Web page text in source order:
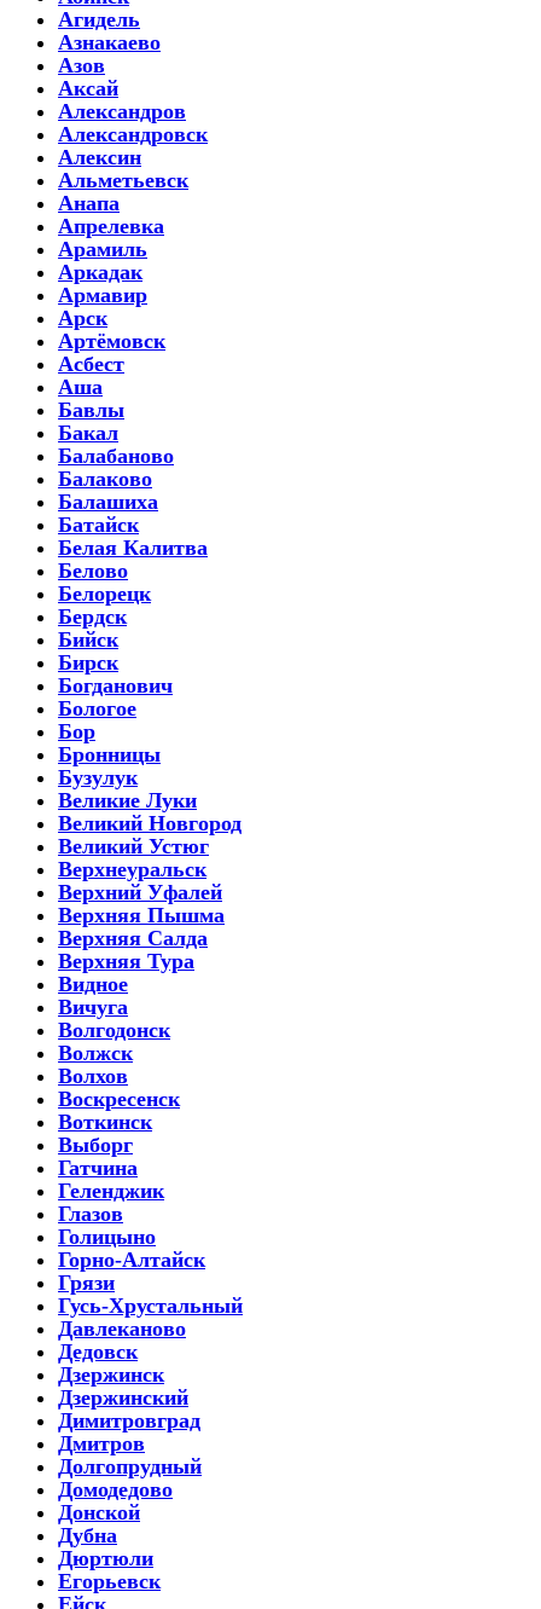
Агидель
Азнакаево
Азов
Аксай
Александров
Александровск
Алексин
Альметьевск
Анапа
Апрелевка
Арамиль
Аркадак
Армавир
Арск
Артёмовск
Асбест
Аша
Бавлы
Бакал
Балабаново
Балаково
Балашиха
Батайск
Белая Калитва
Белово
Белорецк
Бердск
Бийск
Бирск
Богданович
Бологое
Бор
Бронницы
Бузулук
Великие Луки
Великий Новгород
Великий Устюг
Верхнеуральск
Верхний Уфалей
Верхняя Пышма
Верхняя Салда
Верхняя Тура
Видное
Вичуга
Волгодонск
Волжск
Волхов
Воскресенск
Воткинск
Выборг
Гатчина
Геленджик
Глазов
Голицыно
Горно-Алтайск
Грязи
Гусь-Хрустальный
Давлеканово
Дедовск
Дзержинск
Дзержинский
Димитровград
Дмитров
Долгопрудный
Домодедово
Донской
Дубна
Дюртюли
Егорьевск
Ейск